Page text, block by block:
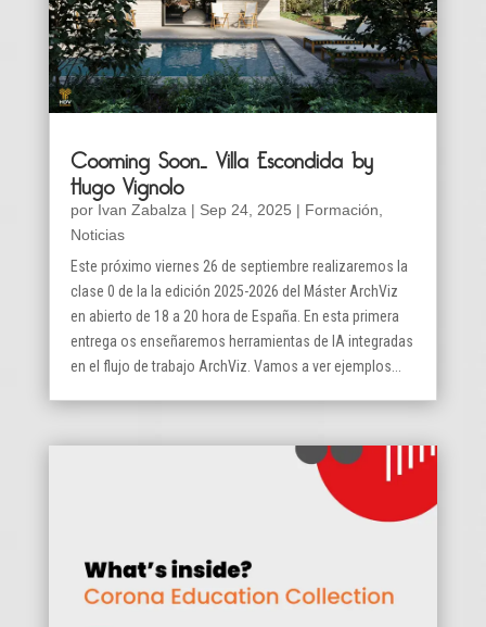
Cooming Soon… Villa Escondida by
Hugo Vignolo
por Ivan Zabalza | Sep 24, 2025 | Formación
Noticias
Este próximo viernes 26 de septiembre realizaremos la
clase 0 de la la edición 2025-2026 del Máster ArchViz
en abierto de 18 a 20 hora de España. En esta primera
entrega os enseñaremos herramientas de IA integradas
en el flujo de trabajo ArchViz. Vamos a ver ejemplos...